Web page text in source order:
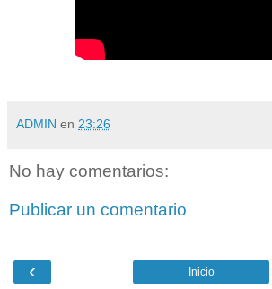
ADMIN en 23:26
No hay comentarios:
Publicar un comentario
‹ Inicio